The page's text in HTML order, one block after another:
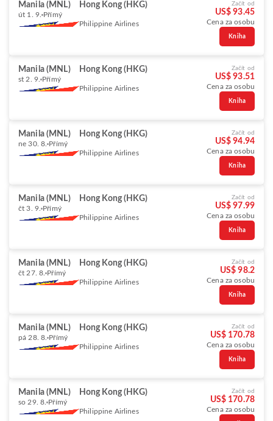
Manila (MNL) Hong Kong (HKG)
út 1. 9. Přímý
Philippine Airlines
Začít od
US$ 93.45
Cena za osobu
Kniha
Manila (MNL) Hong Kong (HKG)
st 2. 9. Přímý
Philippine Airlines
Začít od
US$ 93.51
Cena za osobu
Kniha
Manila (MNL) Hong Kong (HKG)
ne 30. 8. Přímý
Philippine Airlines
Začít od
US$ 94.94
Cena za osobu
Kniha
Manila (MNL) Hong Kong (HKG)
čt 3. 9. Přímý
Philippine Airlines
Začít od
US$ 97.99
Cena za osobu
Kniha
Manila (MNL) Hong Kong (HKG)
čt 27. 8. Přímý
Philippine Airlines
Začít od
US$ 98.2
Cena za osobu
Kniha
Manila (MNL) Hong Kong (HKG)
pá 28. 8. Přímý
Philippine Airlines
Začít od
US$ 170.78
Cena za osobu
Kniha
Manila (MNL) Hong Kong (HKG)
so 29. 8. Přímý
Philippine Airlines
Začít od
US$ 170.78
Cena za osobu